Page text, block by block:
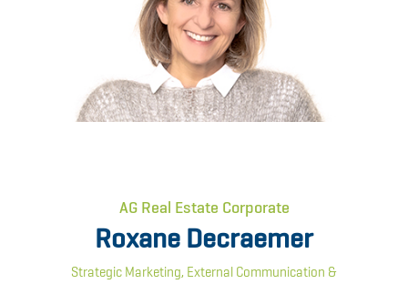
AG Real Estate Corporate
Roxane Decraemer
Strategic Marketing, External Communication &